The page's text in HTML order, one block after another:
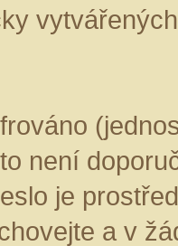
není
je
a v